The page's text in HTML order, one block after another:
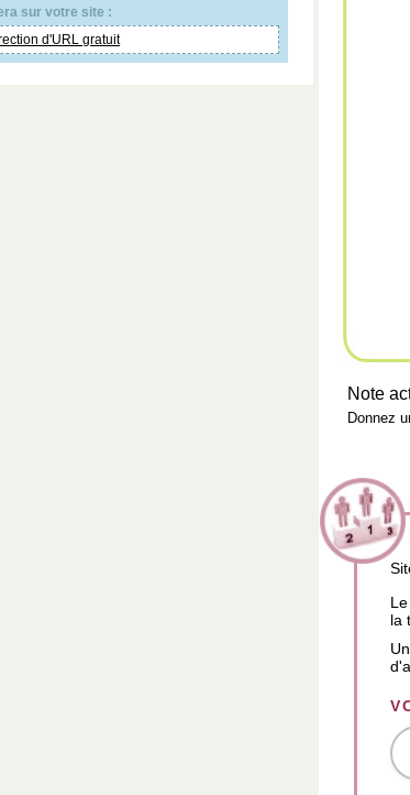
sur votre site :
d'URL gratuit
Note
Donnez
la